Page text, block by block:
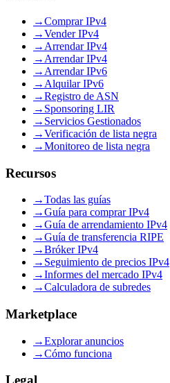
→Comprar IPv4
→Vender IPv4
→ Arrendar IPv4
→ Arrendar IPv4
→ Arrendar IPv6
→ Alquilar IPv6
→Registro de ASN
→ Sponsoring LIR
→ Servicios Gestionados
→Verificación de lista negra
→Monitoreo de lista negra
Recursos
→Todas las guías
→Guía para comprar IPv4
→Guía de arrendamiento IPv4
→Guía de transferencia RIPE
→Bróker IPv4
→ Seguimiento de precios IPv4
→Informes del mercado IPv4
→Calculadora de subredes
Marketplace
→Explorar anuncios
→Cómo funciona